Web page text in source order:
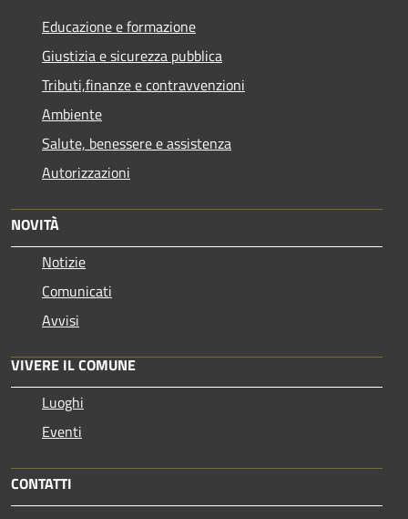
Educazione e formazione
Giustizia e sicurezza pubblica
Tributi,finanze e contravvenzioni
Ambiente
Salute, benessere e assistenza
Autorizzazioni
NOVITÀ
Notizie
Comunicati
Avvisi
VIVERE IL COMUNE
Luoghi
Eventi
CONTATTI